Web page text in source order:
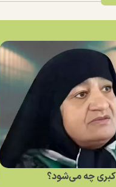
چه می‌شود؟